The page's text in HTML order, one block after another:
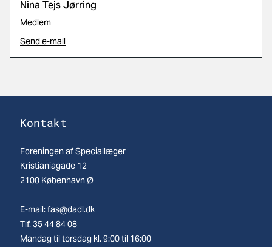
Nina Tejs Jørring
Medlem
Send e-mail
Kontakt
Foreningen af Speciallæger
Kristianiagade 12
2100 København Ø
E-mail:fas@dadl.dk
Tlf. 35 44 84 08
Mandag til torsdag kl. 9:00 til 16:00